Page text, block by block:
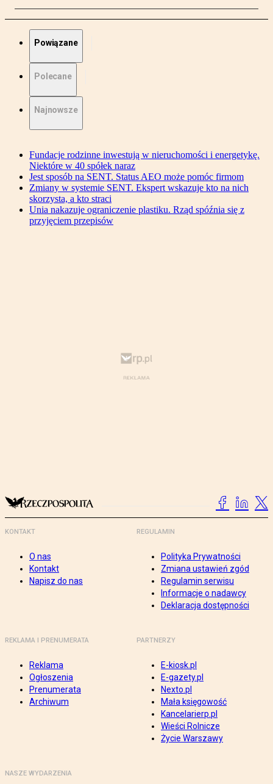
Powiązane
Polecane
Najnowsze
Fundacje rodzinne inwestują w nieruchomości i energetykę.
Niektóre w 40 spółek naraz
Jest sposób na SENT. Status AEO może pomóc firmom
Zmiany w systemie SENT. Ekspert wskazuje kto na nich
skorzysta, a kto straci
Unia nakazuje ograniczenie plastiku. Rząd spóźnia się z
przyjęciem przepisów
KONTAKT
O nas
Kontakt
Napisz do nas
REGULAMIN
Polityka Prywatności
Zmiana ustawień zgód
Regulamin serwisu
Informacje o nadawcy
Deklaracja dostępności
REKLAMA I PRENUMERATA
Reklama
Ogłoszenia
Prenumerata
Archiwum
PARTNERZY
E-kiosk.pl
E-gazety.pl
Nexto.pl
Mała księgowość
Kancelarierp.pl
Wieści Rolnicze
Życie Warszawy
NASZE WYDARZENIA